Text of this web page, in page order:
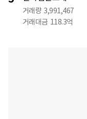
거래량 3,991,467
거래대금 118.3억